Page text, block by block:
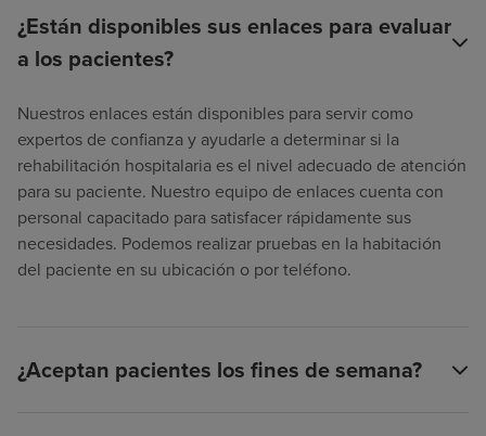
¿Están disponibles sus enlaces para evaluar
a los pacientes?
Nuestros enlaces están disponibles para servir como
expertos de confianza y ayudarle a determinar si la
rehabilitación hospitalaria es el nivel adecuado de atención
para su paciente. Nuestro equipo de enlaces cuenta con
personal capacitado para satisfacer rápidamente sus
necesidades. Podemos realizar pruebas en la habitación
del paciente en su ubicación o por teléfono.
¿Aceptan pacientes los fines de semana?